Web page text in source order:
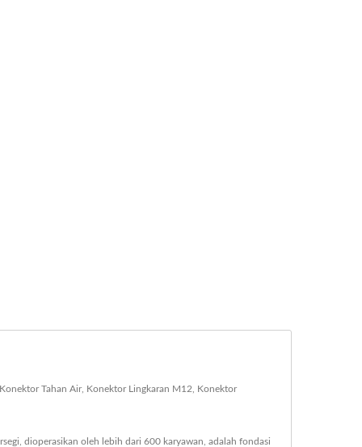
Tahan Air, Konektor Lingkaran M12, Konektor
dioperasikan oleh lebih dari 600 karyawan, adalah fondasi